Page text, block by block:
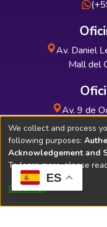
ES
Av. Daniel
Mall del
Av. 9 de
Soporte
We collect and process
following purposes:
Acknowledgement and
To learn more, please
Customize